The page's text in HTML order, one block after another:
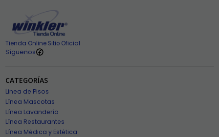
Tienda Online Sitio Oficial
Síguenos
CATEGORÍAS
Linea de Pisos
Línea Mascotas
Línea Lavandería
Línea Restaurantes
Línea Médica y Estética